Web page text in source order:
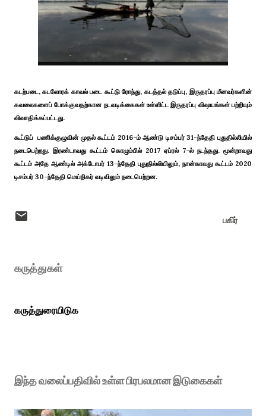
கடற்படை, கடலோரக் காவல் படை கூட்டு ரோந்து, கடத்தல் தடுப்பு, இருதரப்பு மீனவர்களின்
கவலைகளைப் போக்குவதற்கான நடவடிக்கைகள் உள்ளிட்ட இருதரப்பு விஷயங்கள் பற்றியும்
விவாதிக்கப்பட்டது.
கூட்டுப் பணிக்குழுவின் முதல் கூட்டம் 2016-ம் ஆண்டு டிசம்பர் 31-ந்தேதி புதுதில்லியில்
நடைபெற்றது. இரண்டாவது கூட்டம் கொழும்பில் 2017 ஏப்ரல் 7-ல் நடந்தது. மூன்றாவது
கூட்டம் அதே ஆண்டில் அக்டோபர் 13-ந்தேதி புதுதில்லியிலும், நான்காவது கூட்டம் 2020
டிசம்பர் 30-ந்தேதி மெய்நிகர் வடிவிலும் நடைபெற்றன.
பகிர்
கருத்துகள்
கருத்துரையிடுக
இந்த வலைப்பதிவில் உள்ள பிரபலமான இடுகைகள்